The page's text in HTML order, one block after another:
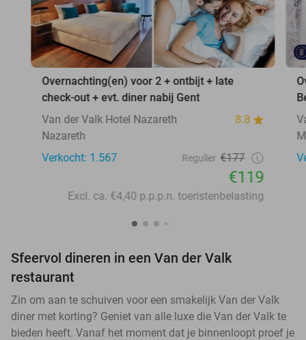
Overnachting(en) voor 2 + ontbijt + late
check-out + evt. diner nabij Gent
Van der Valk Hotel Nazareth
8.8
Nazareth
Verkocht: 1.567
Regulier €177
€119
Excl. ca. €4,40 p.p.p.n. toeristenbelasting
Sfeervol dineren in een Van der Valk
restaurant
Zin om aan te schuiven voor een smakelijk Van der Valk
diner met korting? Geniet van alle luxe die Van der Valk te
bieden heeft. Vanaf het moment dat je binnenloopt proef je